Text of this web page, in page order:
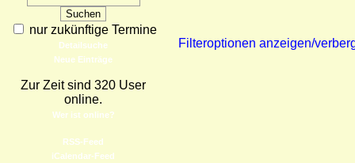
nur zukünftige Termine
Detailsuche
Neue Einträge
Zur Zeit sind 320 User
online.
Wer ist online?
RSS-Feed
iCalendar-Feed
Filteroptionen anzeigen/